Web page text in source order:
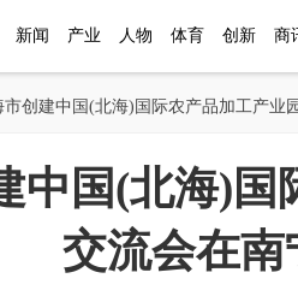
新闻 产业 人物 体育 创新 商
市创建中国(北海)国际农产品加工产业
中国(北海)国
交流会在南